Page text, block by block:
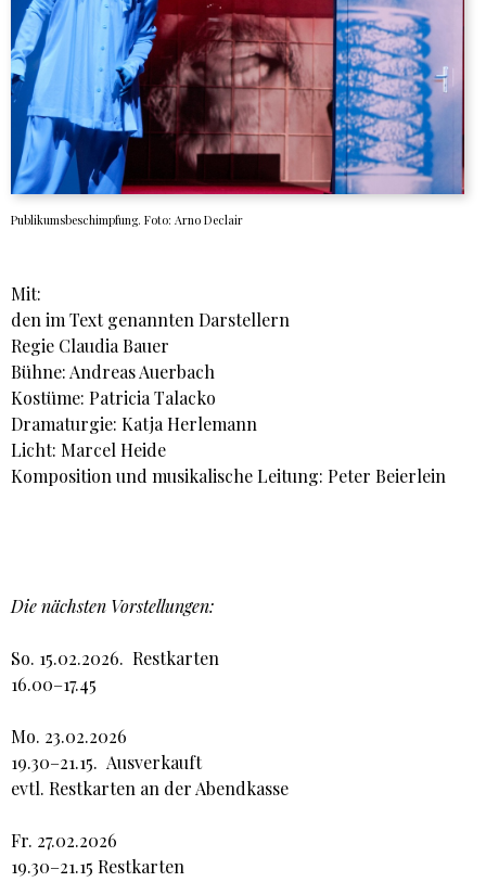
Publikumsbeschimpfung. Foto: Arno Declair
Mit:
den im Text genannten Darstellern
Regie Claudia Bauer
Bühne: Andreas Auerbach
Kostüme: Patricia Talacko
Dramaturgie: Katja Herlemann
Licht: Marcel Heide
Komposition und musikalische Leitung: Peter Beierlein
Die nächsten Vorstellungen:
So. 15.02.2026. Restkarten
16.00–17.45
Mo. 23.02.2026
19.30–21.15. Ausverkauft
evtl. Restkarten an der Abendkasse
Fr. 27.02.2026
19.30–21.15 Restkarten